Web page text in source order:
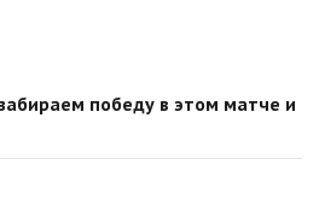
победу в этом матче и